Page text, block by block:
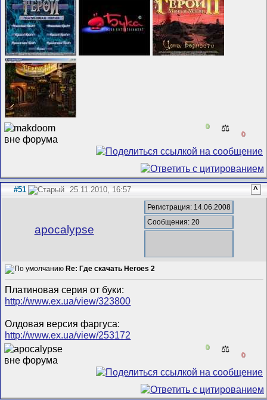
0 ⚖️
0
#51 25.11.2010, 16:57 ^
apocalypse
Регистрация: 14.06.2008
Сообщения: 20
Re: Где скачать Heroes 2
Платиновая серия от буки:
http://www.ex.ua/view/323800
Олдовая версия фаргуса:
http://www.ex.ua/view/253172
0 ⚖️
0